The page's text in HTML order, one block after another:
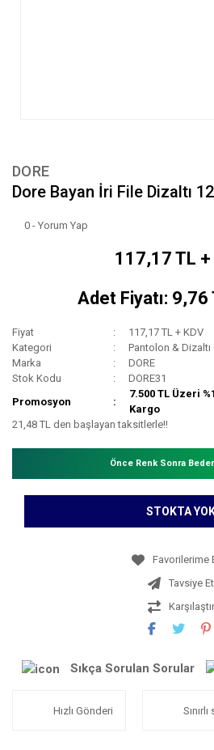
DORE
Dore Bayan İri File Dizaltı
0 - Yorum Yap
117,17 TL +
Adet Fiyatı: 9,76
Fiyat
117,17 TL + KDV
Kategori
Pantolon & Dizaltı
Marka
DORE
Stok Kodu
DORE31
Promosyon
7.500 TL Üzeri
Kargo
21,48 TL den başlayan taksitlerle!!
Önce Renk Sonra
STOKTA
Tavsiye Et
Karşılaştır
Sıkça Sorulan Sorular
Hızlı Gönderi